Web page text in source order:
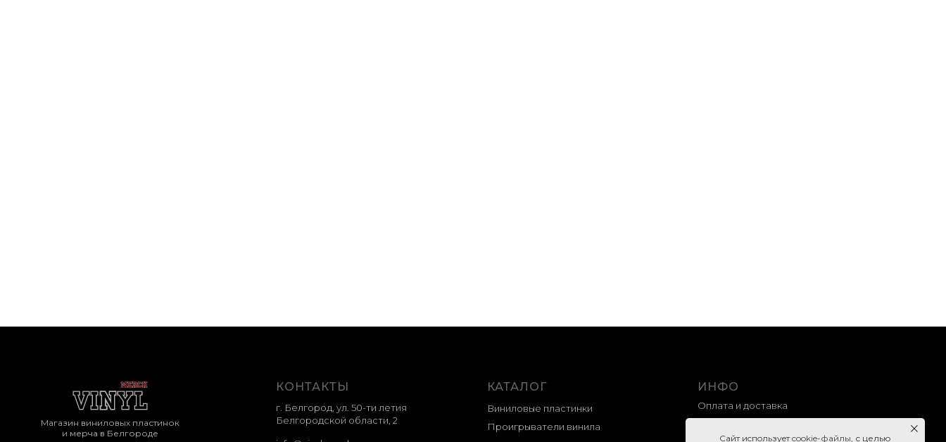
КОНТАКТЫ
г. Белгород, ул. 50-ти летия
Белгородской области, 2
КАТАЛОГ
Виниловые пластинки
ИНФО
Оплата и доставка
Магазин виниловых пластинок
и мерча в Белгороде
Проигрыватели винила
Caйт иcпoльзуeтcookie-фaйлы, с целью